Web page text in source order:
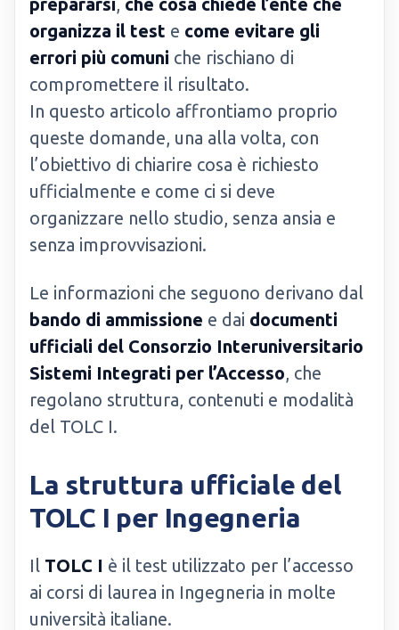
organizza il test e come evitare gli
errori più comuni che rischiano di
compromettere il risultato.
In questo articolo affrontiamo proprio
queste domande, una alla volta, con
l’obiettivo di chiarire cosa è richiesto
ufficialmente e come ci si deve
organizzare nello studio, senza ansia e
senza improvvisazioni.
Le informazioni che seguono derivano dal
bando di ammissione e dai documenti
ufficiali del Consorzio Interuniversitario
Sistemi Integrati per l’Accesso, che
regolano struttura, contenuti e modalità
del TOLC I.
La struttura ufficiale del
TOLC I per Ingegneria
Il TOLC I è il test utilizzato per l’accesso
ai corsi di laurea in Ingegneria in molte
università italiane.